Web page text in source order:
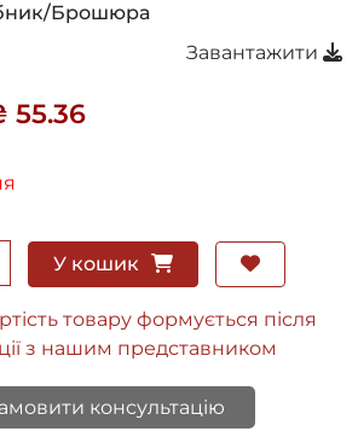
Брошюра
Завантажити
55.36
У кошик
товару формується після
з нашим представником
консультацію